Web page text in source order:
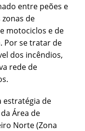
entre peões e
de
motociclos e de
Por se tratar de
dos incêndios,
rede de
estratégia de
Área de
Norte (Zona